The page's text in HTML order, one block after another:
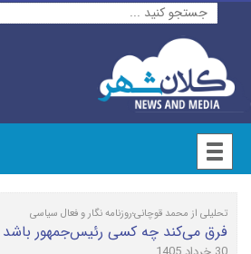
تحلیلی از محمد قوچانی؛روزنامه نگار و فعال سیاسی
فرق می‌کند چه کسی رئیس‌جمهور باشد